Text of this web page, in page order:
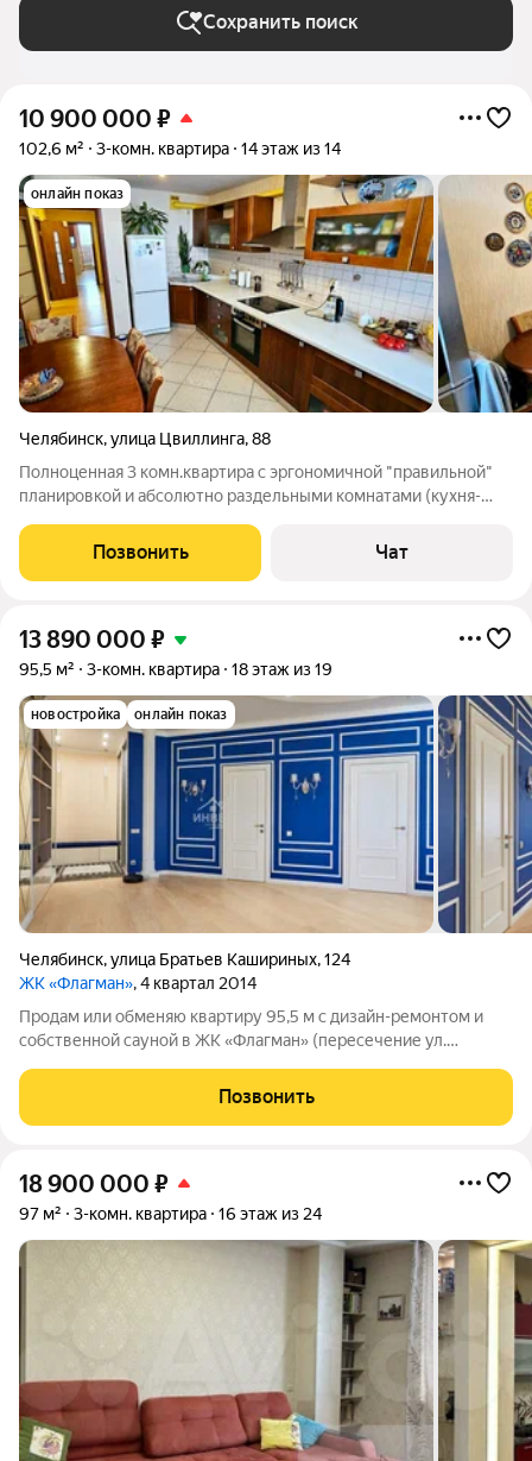
Сохранить поиск
10 900 000 ₽
102,6 м² 3-комн. квартира 14 этаж из 14
онлайн показ
Челябинск,улица Цвиллинга,88
Полноценная 3 комн.квартира с эргономичной "правильной"
планировкой и абсолютно раздельными комнатами (кухня-
полноценных санузла с радиаторами отопления, холл) в
кирпичном доме повышенной
Позвонить Чат
13 890 000 ₽
95,5 м² 3-комн. квартира 18 этаж из 19
новостройка онлайн показ
Челябинск,улица Братьев Кашириных,124
ЖК «Флагман», 4 квартал 2014
Продам или обменяю квартиру 95,5 м с дизайн-ремонтом и
собственной сауной в ЖК «Флагман» (пересечение ул.
семьи, которая ценит комфорт, тепло и тишину. Заезжайте и
Позвонить
18 900 000 ₽
97 м² 3-комн. квартира 16 этаж из 24